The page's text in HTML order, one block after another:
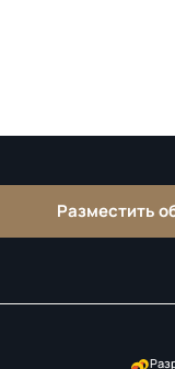
Разместить